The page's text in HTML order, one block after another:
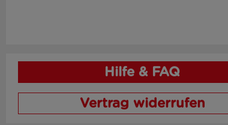
Hilfe & FAQ
Vertrag widerrufen